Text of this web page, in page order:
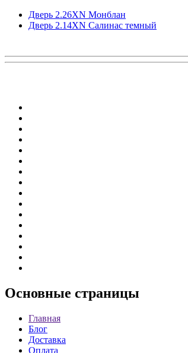
Дверь 2.26ХN Монблан
Дверь 2.14ХN Салинас темный
Основные страницы
Главная
Блог
Доставка
Оплата